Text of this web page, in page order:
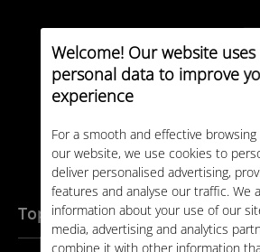
Welcome! Our website
personal data to improve
experience
For a smooth and effective
our website, we use cookies to
deliver personalised advertising,
features and analyse our traffic. We
information about your use of our
media, advertising and analytics
combine it with other information
Top-Reiseziele